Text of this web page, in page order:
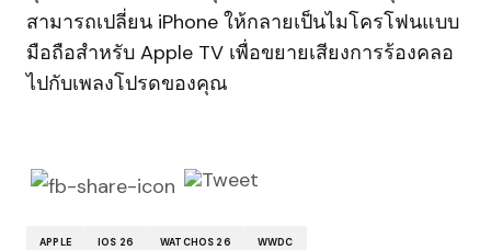
สามารถเปลี่ยน iPhone ให้กลายเป็นไมโครโฟนแบบ
มือถือสำหรับ Apple TV เพื่อขยายเสียงการร้องคลอ
ไปกับเพลงโปรดของคุณ
APPLE IOS 26 WATCHOS 26 WWDC